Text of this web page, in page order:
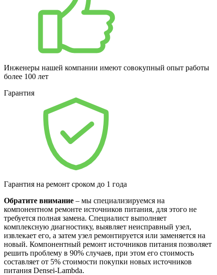
Инженеры нашей компании имеют совокупный опыт работы
более 100 лет
Гарантия
Гарантия на ремонт сроком до 1 года
Обратите внимание – мы специализируемся на
компонентном ремонте источников питания, для этого не
требуется полная замена. Специалист выполняет
комплексную диагностику, выявляет неисправный узел,
извлекает его, а затем узел ремонтируется или заменяется на
новый. Компонентный ремонт источников питания позволяет
решить проблему в 90% случаев, при этом его стоимость
составляет от 5% стоимости покупки новых источников
питания Densei-Lambda.